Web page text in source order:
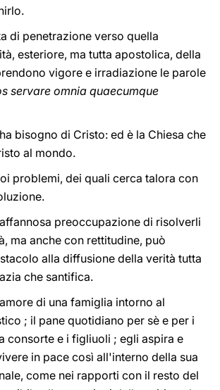
di penetrazione verso quella
esteriore, ma tutta apostolica, della
vigore e irradiazione le parole
servare omnia quaecumque
bisogno di Cristo: ed è la Chiesa che
al mondo.
problemi, dei quali cerca talora con
preoccupazione di risolverli
ma anche con rettitudine, può
alla diffusione della verità tutta
che santifica.
di una famiglia intorno al
; il pane quotidiano per sè e per i
consorte e i figliuoli ; egli aspira e
in pace così all'interno della sua
come nei rapporti con il resto del